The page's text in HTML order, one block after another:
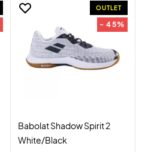
OUTLET
- 45%
Babolat Shadow Spirit 2
White/Black